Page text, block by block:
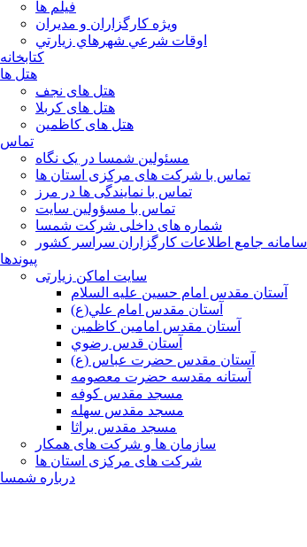
فیلم ها
ويژه كارگزاران و مديران
اوقات شرعي شهرهاي زيارتي
کتابخانه
هتل ها
هتل های نجف
هتل های کربلا
هتل های کاظمین
تماس
مسئولین شمسا در یک نگاه
تماس با شرکت های مرکزی استان ها
تماس با نمایندگی ها در مرز
تماس با مسؤولین سایت
شماره های داخلی شرکت شمسا
سامانه جامع اطلاعات کارگزاران سراسر کشور
پیوندها
سایت اماکن زیارتی
آستان مقدس امام حسين عليه السلام
آستان مقدس امام علي(ع)
آستان مقدس امامين كاظمين
آستان قدس رضوي
آستان مقدس حضرت عباس (ع)
آستانه مقدسه حضرت معصومه
مسجد مقدس كوفه
مسجد مقدس سهله
مسجد مقدس براثا
سازمان ها و شرکت های همکار
شرکت های مرکزی استان ها
درباره شمسا